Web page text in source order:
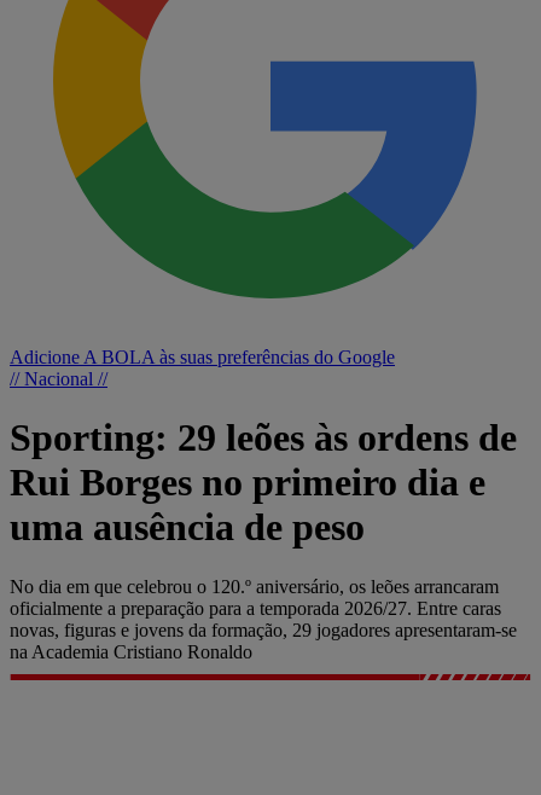
Adicione A BOLA às suas preferências do Google
// Nacional //
Sporting: 29 leões às ordens de
Rui Borges no primeiro dia e
uma ausência de peso
No dia em que celebrou o 120.º aniversário, os leões arrancaram
oficialmente a preparação para a temporada 2026/27. Entre caras
novas, figuras e jovens da formação, 29 jogadores apresentaram-se
na Academia Cristiano Ronaldo